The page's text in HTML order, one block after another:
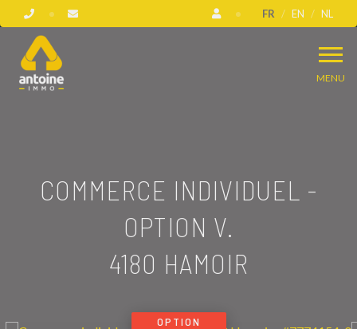
FR EN NL
MENU
COMMERCE INDIVIDUEL -
OPTION V.
4180 HAMOIR
OPTION